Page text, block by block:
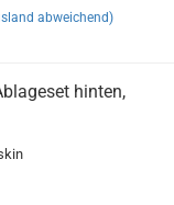
abweichend)
hinten,